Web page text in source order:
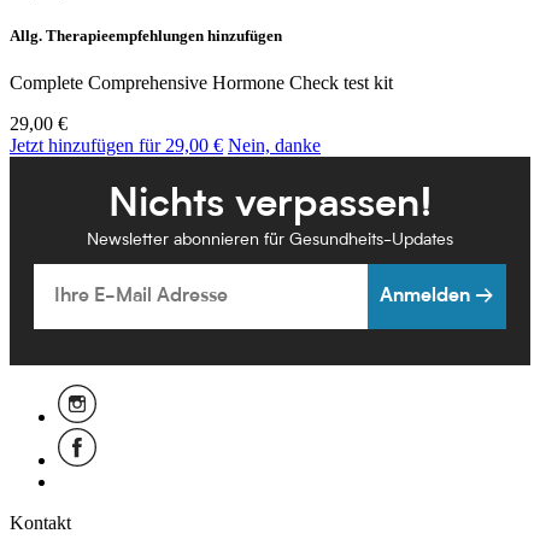
Allg. Therapieempfehlungen hinzufügen
Complete Comprehensive Hormone Check test kit
29,00 €
Jetzt hinzufügen für 29,00 € Nein, danke
Nichts verpassen!
Newsletter abonnieren für Gesundheits-Updates
Anmelden →
Kontakt